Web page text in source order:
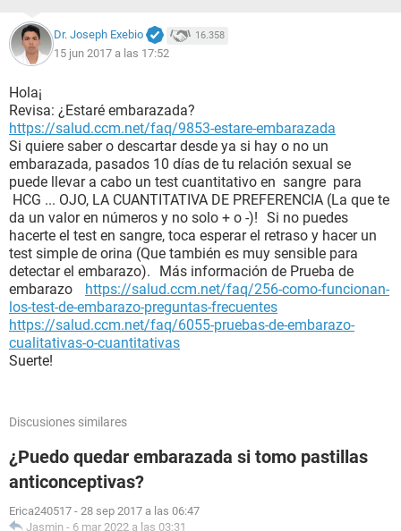
Dr. Joseph Exebio 16.358
15 jun 2017 a las 17:52
Hola¡
Revisa: ¿Estaré embarazada?
https://salud.ccm.net/faq/9853-estare-embarazada
Si quiere saber o descartar desde ya si hay o no un
embarazada, pasados 10 días de tu relación sexual se
puede llevar a cabo un test cuantitativo en sangre para
HCG ... OJO, LA CUANTITATIVA DE PREFERENCIA (La que te
da un valor en números y no solo + o -)! Si no puedes
hacerte el test en sangre, toca esperar el retraso y hacer un
test simple de orina (Que también es muy sensible para
detectar el embarazo). Más información de Prueba de
embarazo https://salud.ccm.net/faq/256-como-funcionan-
los-test-de-embarazo-preguntas-frecuentes
https://salud.ccm.net/faq/6055-pruebas-de-embarazo-
cualitativas-o-cuantitativas
Suerte!
Discusiones similares
¿Puedo quedar embarazada si tomo pastillas
anticonceptivas?
Erica240517 - 28 sep 2017 a las 06:47
Jasmin - 6 mar 2022 a las 03:31